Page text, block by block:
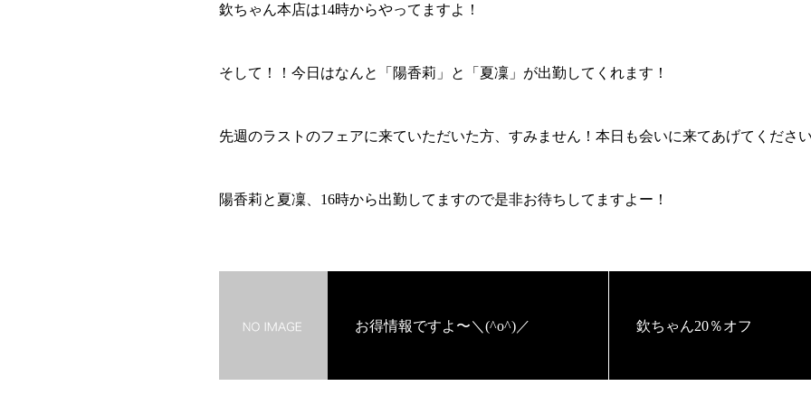
欽ちゃん本店は14時からやってますよ！
そして！！今日はなんと「陽香莉」と「夏凜」が出勤してくれます！
先週のラストのフェアに来ていただいた方、すみません！本日も会いに来てあげてくださ
陽香莉と夏凜、16時から出勤してますので是非お待ちしてますよー！
お得情報ですよ〜＼(^o^)／ 欽ちゃん20％オフ